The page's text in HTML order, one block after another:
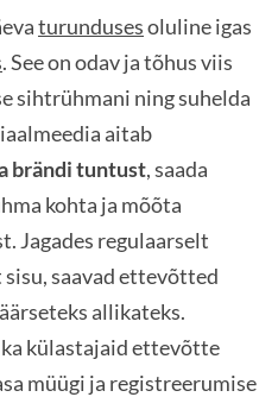
turundusesoluline igas
. See on odav ja tõhus viis
sihtrühmani ning suhelda
aitab
brändi tuntust, saada
kohta ja mõõta
Jagades regulaarselt
saavad ettevõtted
allikateks.
külastajaid ettevõtte
müügi ja registreerumise